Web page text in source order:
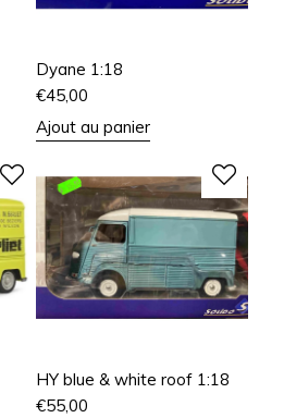
Dyane 1:18
€45,00
Ajout au panier
HY blue & white roof 1:18
€55,00